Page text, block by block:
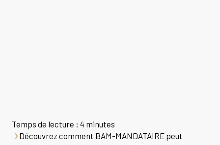
Temps de lecture : 4 minutes
Découvrez comment BAM-MANDATAIRE peut